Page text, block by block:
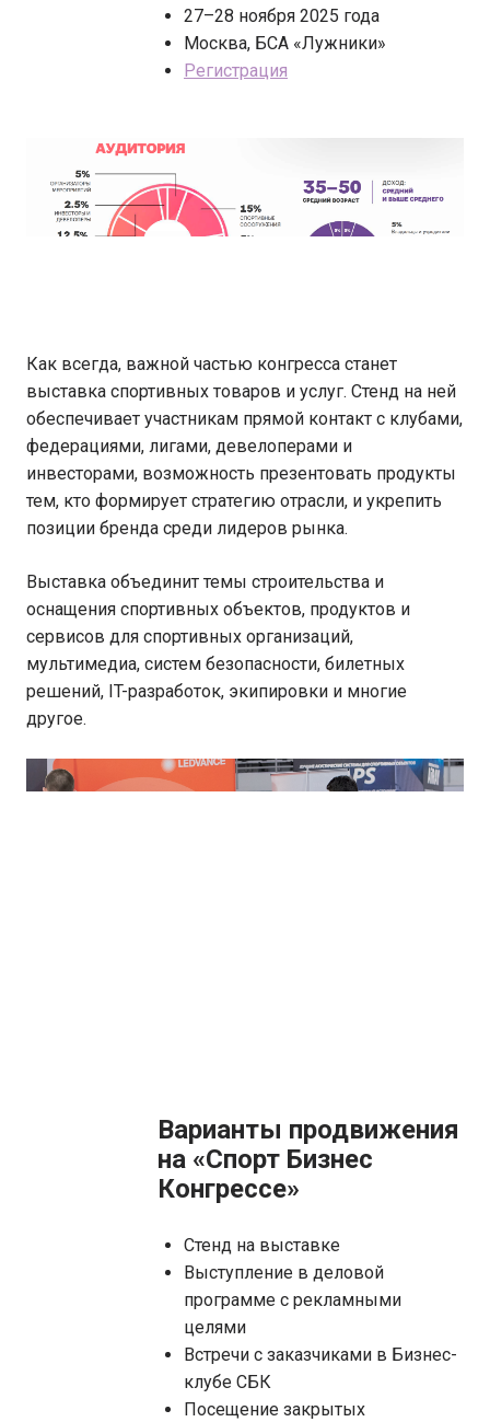
27–28 ноября 2025 года
Москва, БСА «Лужники»
Регистрация
Как всегда, важной частью конгресса станет
выставка спортивных товаров и услуг. Стенд на ней
обеспечивает участникам прямой контакт с клубами,
федерациями, лигами, девелоперами и
инвесторами, возможность презентовать продукты
тем, кто формирует стратегию отрасли, и укрепить
позиции бренда среди лидеров рынка.
Выставка объединит темы строительства и
оснащения спортивных объектов, продуктов и
сервисов для спортивных организаций,
мультимедиа, систем безопасности, билетных
решений, IT-разработок, экипировки и многие
другое.
Варианты продвижения
на «Спорт Бизнес
Конгрессе»
Стенд на выставке
Выступление в деловой
программе с рекламными
целями
Встречи с заказчиками в Бизнес-
клубе СБК
Посещение закрытых